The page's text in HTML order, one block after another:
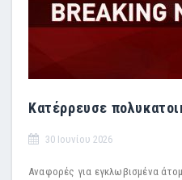
Κατέρρευσε
30 Ιουνίου 2026
Αναφορές για εγκλωβισμένα